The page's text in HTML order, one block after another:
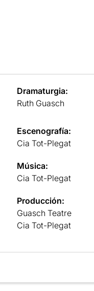
Dramaturgia:
Ruth Guasch
Escenografía:
Cia Tot-Plegat
Música:
Cia Tot-Plegat
Producción:
Guasch Teatre
Cia Tot-Plegat